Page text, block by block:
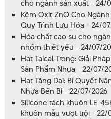
cho ngành sản xuất - 24/
Kẽm Oxit ZnO Cho
Quy Trình Lưu Hóa - 24/
Hóa chất cao su cho
nhóm thiết yếu - 24/07/
Hạt Taical Trong: Giải
Sản Phẩm Nhựa - 22/07/
Hạt Tăng Dai: Bí Quyết
Nhựa Bền Bỉ - 22/07/2026
Silicone tách khuôn LE-
khuôn mẫu vượt trội - 22/